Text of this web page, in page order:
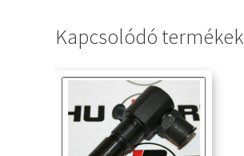
Kapcsolódó termékek